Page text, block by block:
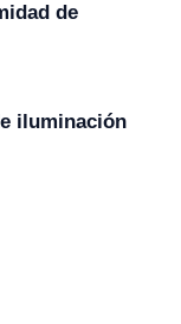
de
iluminación